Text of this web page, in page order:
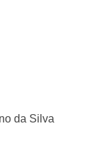
da Silva